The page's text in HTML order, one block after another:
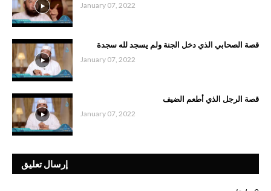
January 07, 2022
قصة الصحابي الذي دخل الجنة ولم يسجد لله سجدة
January 07, 2022
قصة الرجل الذي أطعم الضيف
January 07, 2022
إرسال تعليق